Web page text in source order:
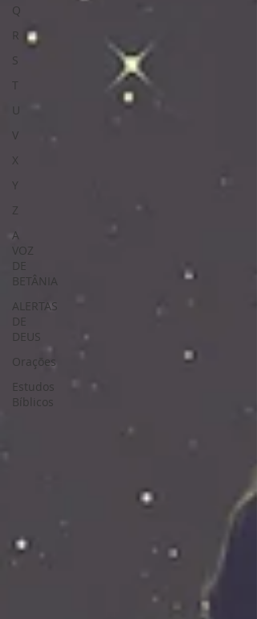
Q
R
S
T
U
V
X
Y
Z
A
VOZ
DE
BETÂNIA
ALERTAS
DE
DEUS
Orações
Estudos
Bíblicos